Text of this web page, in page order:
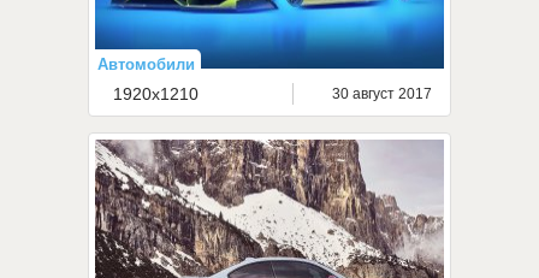
Автомобили
1920x1210 30 август 2017